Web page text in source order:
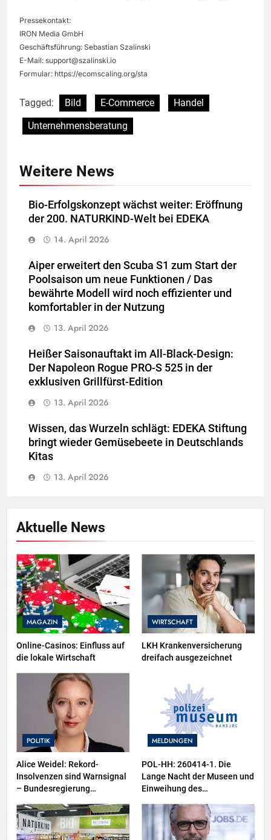
Pressekontakt:
IRON Media GmbH
Geschäftsführung: Sebastian Szalinski
E-Mail: support@szalinski.io
Formular: https://ecomscaling.org/sta
Tagged: Bild E-Commerce
Handel
Unternehmensberatung
Weitere News
Bio-Erfolgskonzept wächst weiter: Eröffnung
der 200. NATURKIND-Welt bei EDEKA
14. April 2026
Aiper erweitert den Scuba S1 zum Start der
Poolsaison um neue Funktionen / Das
bewährte Modell wird noch effizienter und
komfortabler in der Nutzung
13. April 2026
Heißer Saisonauftakt im All-Black-Design:
Der Napoleon Rogue PRO-S 525 in der
exklusiven Grillfürst-Edition
13. April 2026
Wissen, das Wurzeln schlägt: EDEKA Stiftung
bringt wieder Gemüsebeete in Deutschlands
Kitas
13. April 2026
Aktuelle News
MAGAZIN
Online-Casinos: Einfluss auf
die lokale Wirtschaft
WIRTSCHAFT
LKH Krankenversicherung
dreifach ausgezeichnet
POLITIK
Alice Weidel: Rekord-
Insolvenzen sind Warnsignal
– Bundesregierung
Wirtschaftskrise
MELDUNGEN
POL-HH: 260414-1. Die
Lange Nacht der Museen und
Einweihung des
sowie neuer
Ausstellungsbereiche im
Polizeimuseum Hamburg